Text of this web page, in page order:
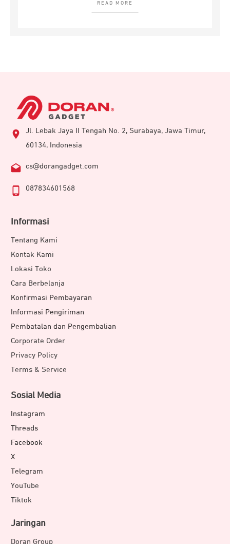
READ MORE
Jl. Lebak Jaya II Tengah No. 2, Surabaya, Jawa Timur,
60134, Indonesia
cs@dorangadget.com
087834601568
Informasi
Tentang Kami
Kontak Kami
Lokasi Toko
Cara Berbelanja
Konfirmasi Pembayaran
Informasi Pengiriman
Pembatalan dan Pengembalian
Corporate Order
Privacy Policy
Terms & Service
Sosial Media
Instagram
Threads
Facebook
X
Telegram
YouTube
Tiktok
Jaringan
Doran Group